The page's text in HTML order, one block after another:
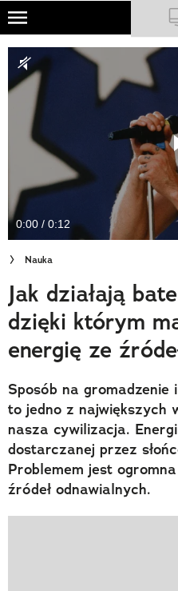
Skip
main
content
NATIONAL GEOGRAPHIC
TRAVELER
PODCASTY
Newsletter
Cuda Polski
Wielki Konkurs Fotograficzny
Trendbook Podróżniczy
Polecane
0:00 / 0:12
Nauka
Jak działają
dzięki którym
energię ze
Sposób na gromadzenie
to jedno z największych
nasza cywilizacja.
dostarczanej przez
Problemem jest
źródeł odnawialnych.